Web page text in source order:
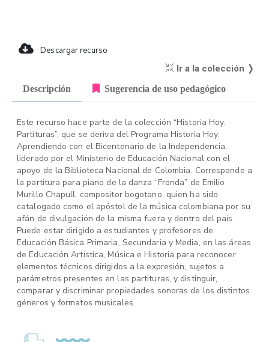
Descargar recurso
Ir a la colección ❭
Descripción Sugerencia de uso pedagógico
Este recurso hace parte de la colección “Historia Hoy:
Partituras”, que se deriva del Programa Historia Hoy:
Aprendiendo con el Bicentenario de la Independencia,
liderado por el Ministerio de Educación Nacional con el
apoyo de la Biblioteca Nacional de Colombia. Corresponde a
la partitura para piano de la danza “Fronda” de Emilio
Murillo Chapull, compositor bogotano, quien ha sido
catalogado como el apóstol de la música colombiana por su
afán de divulgación de la misma fuera y dentro del país.
Puede estar dirigido a estudiantes y profesores de
Educación Básica Primaria, Secundaria y Media, en las áreas
de Educación Artística, Música e Historia para reconocer
elementos técnicos dirigidos a la expresión, sujetos a
parámetros presentes en las partituras, y distinguir,
comparar y discriminar propiedades sonoras de los distintos
géneros y formatos musicales.